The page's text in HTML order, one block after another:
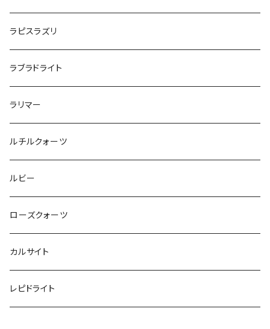
ラピスラズリ
ラブラドライト
ラリマー
ルチルクォーツ
ルビー
ローズクォーツ
カルサイト
レピドライト